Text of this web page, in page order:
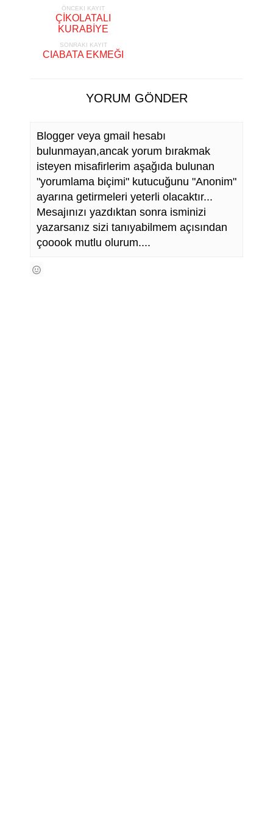
ÖNCEKI KAYIT
ÇİKOLATALI
KURABİYE
SONRAKI KAYIT
CIABATA EKMEĞI
YORUM GÖNDER
Blogger veya gmail hesabı
bulunmayan,ancak yorum bırakmak
isteyen misafirlerim aşağıda bulunan
"yorumlama biçimi" kutucuğunu "Anonim"
ayarına getirmeleri yeterli olacaktır...
Mesajınızı yazdıktan sonra isminizi
yazarsanız sizi tanıyabilmem açısından
çooook mutlu olurum....